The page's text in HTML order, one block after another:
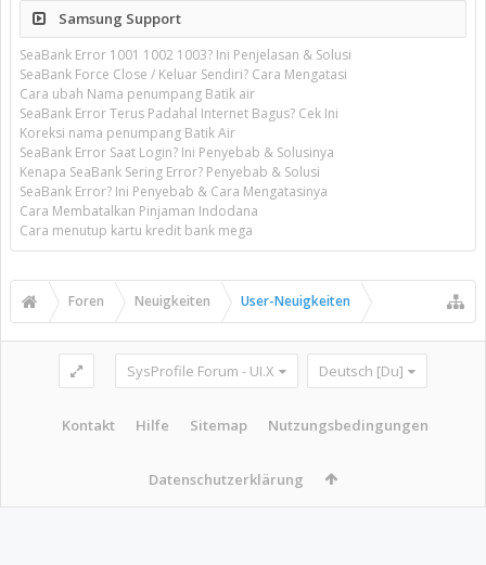
Samsung Support
SeaBank Error 1001 1002 1003? Ini Penjelasan & Solusi
SeaBank Force Close / Keluar Sendiri? Cara Mengatasi
Cara ubah Nama penumpang Batik air
SeaBank Error Terus Padahal Internet Bagus? Cek Ini
Koreksi nama penumpang Batik Air
SeaBank Error Saat Login? Ini Penyebab & Solusinya
Kenapa SeaBank Sering Error? Penyebab & Solusi
SeaBank Error? Ini Penyebab & Cara Mengatasinya
Cara Membatalkan Pinjaman Indodana
Cara menutup kartu kredit bank mega
Foren Neuigkeiten User-Neuigkeiten
SysProfile Forum - UI.X Deutsch [Du]
Kontakt Hilfe Sitemap Nutzungsbedingungen
Datenschutzerklärung